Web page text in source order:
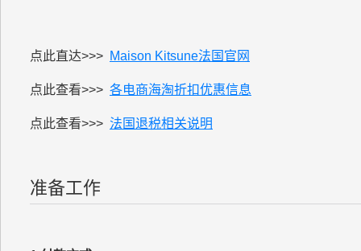
点此直达>>> Maison Kitsune法国官网
点此查看>>> 各电商海淘折扣优惠信息
点此查看>>> 法国退税相关说明
准备工作